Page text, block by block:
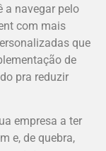
a navegar pelo
com mais
que
de
pra reduzir
empresa a ter
e, de quebra,